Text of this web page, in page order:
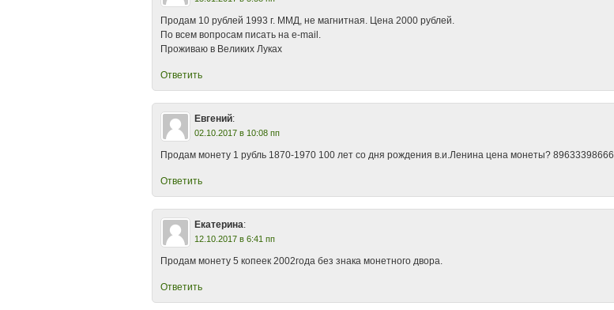
Продам 10 рублей 1993 г. ММД, не магнитная. Цена 2000 рублей.
По всем вопросам писать на e-mail.
Проживаю в Великих Луках
Ответить
Евгений:
02.10.2017 в 10:08 пп
Продам монету 1 рубль 1870-1970 100 лет со дня рождения в.и.Ленина цена монеты? 89633398666
Ответить
Екатерина:
12.10.2017 в 6:41 пп
Продам монету 5 копеек 2002года без знака монетного двора.
Ответить